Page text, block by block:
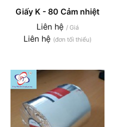
Giấy K - 80 Cảm nhiệt
Liên hệ / Giá
Liên hệ (đơn tối thiểu)